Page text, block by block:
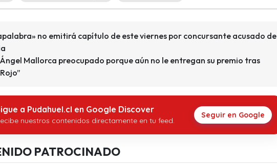
no emitirá capítulo de este viernes por concursante acusado de
Mallorca preocupado porque aún no le entregan su premio tras
a Pudahuel.cl en Google Discover
nuestros contenidos directamente en tu feed.
Seguir en Google
PATROCINADO